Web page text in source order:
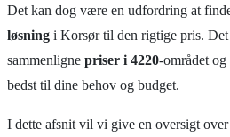
Det kan dog være en udfordring at
løsning i Korsør til den rigtige pris.
sammenligne priser i 4220-området
bedst til dine behov og budget.
I dette afsnit vil vi give en oversigt